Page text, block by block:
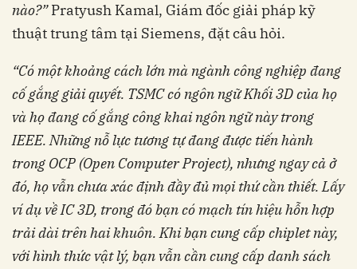
nào?”Pratyush Kamal, Giám đốc giải pháp kỹ
thuật trung tâm tại Siemens, đặt câu hỏi.
“Có một khoảng cách lớn mà ngành côngnghiệp đang
cố gắng giải quyết. TSMC có ngônngữ Khối 3D của họ
và họ đang cố gắng côngkhai ngôn ngữ này trong
IEEE. Những nỗ lực tương tự đang được tiến hành
trong OCP (Open Computer Project), nhưng ngay cả ở
đó, họ vẫnchưa xác định đầy đủ mọi thứ cần thiết. Lấy
vídụ về IC 3D, trong đó bạn có mạch tín hiệu hỗnhợp
trải dài trên hai khuôn. Khi bạn cung cấp chiplet này,
với hình thức vật lý, bạn vẫn cầncung cấp danh sách